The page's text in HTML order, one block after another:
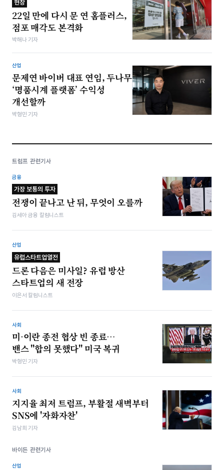
현장
22일 만에 다시 문 연 홈플러스,
점포 매각도 본격화
박해나 기자
산업
문제연 바이버 대표 연임, 두나무
‘명품시계 플랫폼’ 수익성
개선할까
박형민 기자
트럼프 관련기사
금융
가장 보통의 투자
전쟁이 끝나고 난 뒤, 무엇이 오를까
김세아 금융 칼럼니스트
산업
유럽스타트업열전
드론 다음은 미사일? 유럽 방산
스타트업의 새 전장
이은서 칼럼니스트
사회
미-이란 종전 협상 빈 종료…
밴스 "합의 못했다" 미국 복귀
박형민 기자
사회
지지율 최저 트럼프, 부활절 새벽부터
SNS에 '자화자찬'
김남희 기자
바이든 관련기사
산업